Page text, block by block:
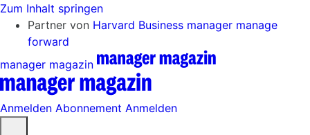
Zum Inhalt springen
Partner von Harvard Business manager manage
forward
manager magazin
Anmelden Abonnement Anmelden